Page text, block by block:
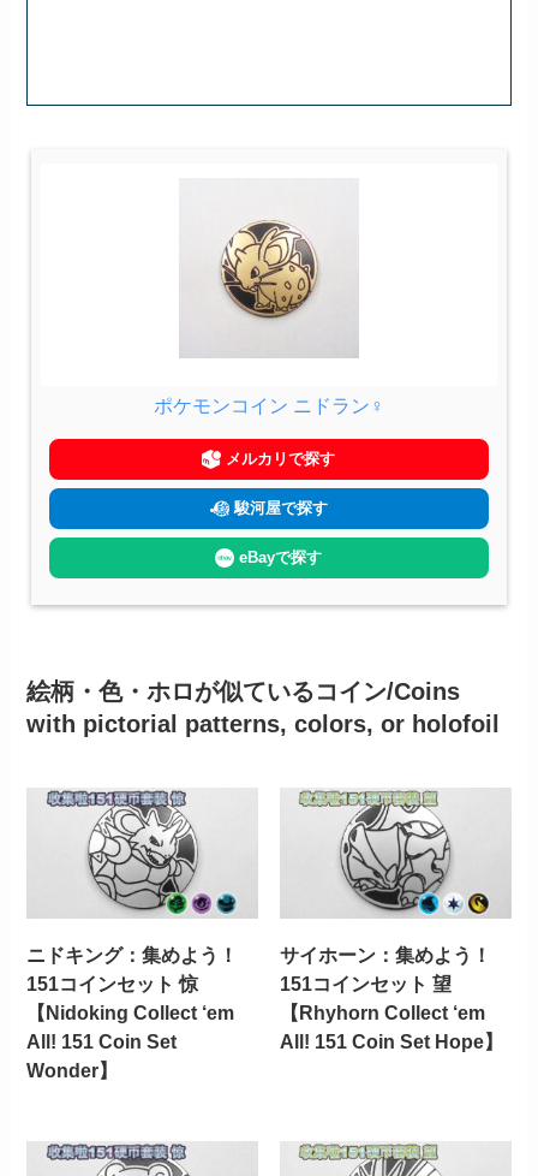
ポケモンコイン ニドラン♀
メルカリで探す
駿河屋で探す
eBayで探す
絵柄・色・ホロが似ているコイン/Coins
with pictorial patterns, colors, or holofoil
ニドキング：集めよう！
151コインセット 惊
【Nidoking Collect ‘em
All! 151 Coin Set
Wonder】
サイホーン：集めよう！
151コインセット 望
【Rhyhorn Collect ‘em
All! 151 Coin Set Hope】